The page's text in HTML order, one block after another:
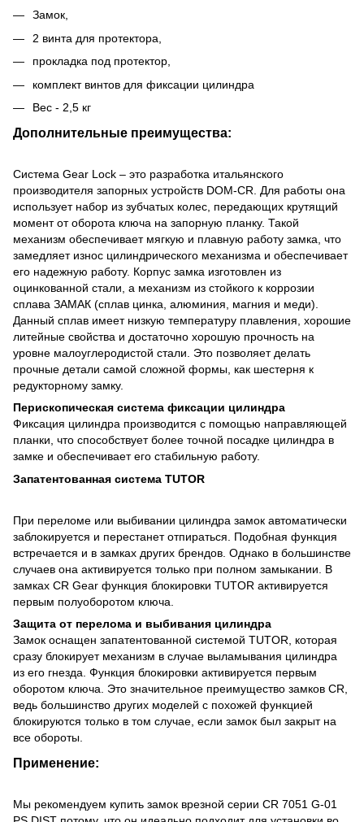
Замок,
2 винта для протектора,
прокладка под протектор,
комплект винтов для фиксации цилиндра
Вес - 2,5 кг
Дополнительные преимущества:
Система Gear Lock – это разработка итальянского
производителя запорных устройств DOM-CR. Для работы она
использует набор из зубчатых колес, передающих крутящий
момент от оборота ключа на запорную планку. Такой
механизм обеспечивает мягкую и плавную работу замка, что
замедляет износ цилиндрического механизма и обеспечивает
его надежную работу. Корпус замка изготовлен из
оцинкованной стали, а механизм из стойкого к коррозии
сплава ЗАМАК (сплав цинка, алюминия, магния и меди).
Данный сплав имеет низкую температуру плавления, хорошие
литейные свойства и достаточно хорошую прочность на
уровне малоуглеродистой стали. Это позволяет делать
прочные детали самой сложной формы, как шестерня к
редукторному замку.
Перископическая система фиксации цилиндра
Фиксация цилиндра производится с помощью направляющей
планки, что способствует более точной посадке цилиндра в
замке и обеспечивает его стабильную работу.
Запатентованная система TUTOR
При переломе или выбивании цилиндра замок автоматически
заблокируется и перестанет отпираться. Подобная функция
встречается и в замках других брендов. Однако в большинстве
случаев она активируется только при полном замыкании. В
замках CR Gear функция блокировки TUTOR активируется
первым полуоборотом ключа.
Защита от перелома и выбивания цилиндра
Замок оснащен запатентованной системой TUTOR, которая
сразу блокирует механизм в случае выламывания цилиндра
из его гнезда. Функция блокировки активируется первым
оборотом ключа. Это значительное преимущество замков CR,
ведь большинство других моделей с похожей функцией
блокируются только в том случае, если замок был закрыт на
все обороты.
Применение:
Мы рекомендуем купить замок врезной серии CR 7051 G-01